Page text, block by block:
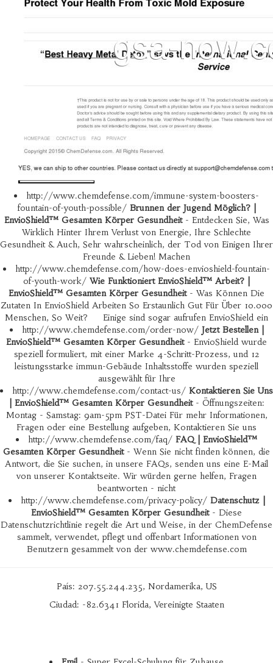
http://www.chemdefense.com/immune-system-boosters-
fountain-of-youth-possible/ Brunnen der Jugend Möglich? |
EnvioShield™ Gesamten Körper Gesundheit- Entdecken Sie, Was
Wirklich Hinter Ihrem Verlust von Energie, Ihre Schlechte
Gesundheit & Auch, Sehr wahrscheinlich, der Tod von Einigen Ihrer
Freunde & Lieben! Machen
http://www.chemdefense.com/how-does-envioshield-fountain-
of-youth-work/ Wie Funktioniert EnvioShield™ Arbeit? |
EnvioShield™ Gesamten Körper Gesundheit- Was Können Die
Zutaten In EnvioShield Arbeiten So Erstaunlich Gut Für Über 10.000
Menschen, So Weit? Einige sind sogar aufrufen EnvioShield ein
http://www.chemdefense.com/order-now/ Jetzt Bestellen |
EnvioShield™ Gesamten Körper Gesundheit- EnvioShield wurde
speziell formuliert, mit einer Marke 4-Schritt-Prozess, und 12
leistungsstarke immun-Gebäude Inhaltsstoffe wurden speziell
ausgewählt für Ihre
http://www.chemdefense.com/contact-us/ Kontaktieren Sie Uns
| EnvioShield™ Gesamten Körper Gesundheit- Öffnungszeiten:
Montag - Samstag: 9am-5pm PST-Datei Für mehr Informationen,
Fragen oder eine Bestellung aufgeben, Kontaktieren Sie uns
http://www.chemdefense.com/faq/ FAQ | EnvioShield™
Gesamten Körper Gesundheit- Wenn Sie nicht finden können, die
Antwort, die Sie suchen, in unsere FAQs, senden uns eine E-Mail
von unserer Kontaktseite. Wir würden gerne helfen, Fragen
beantworten - nicht
http://www.chemdefense.com/privacy-policy/ Datenschutz |
EnvioShield™ Gesamten Körper Gesundheit- Diese
Datenschutzrichtlinie regelt die Art und Weise, in der ChemDefense
sammelt, verwendet, pflegt und offenbart Informationen von
Benutzern gesammelt von der www.chemdefense.com
País: 207.55.244.235, Nordamerika, US
Ciudad: -82.6341 Florida, Vereinigte Staaten